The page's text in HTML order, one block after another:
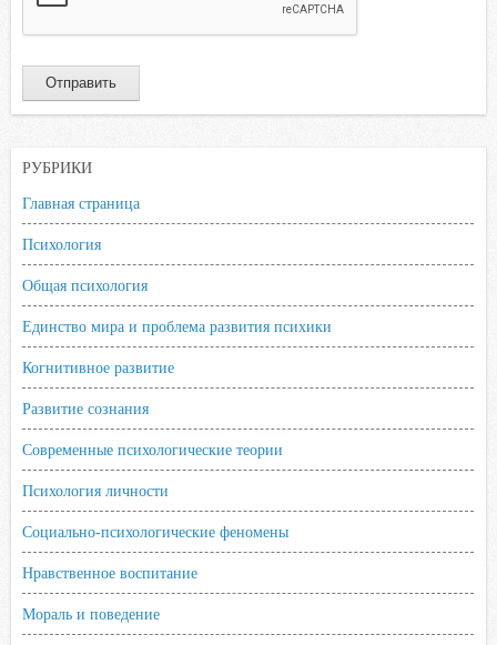
РУБРИКИ
Главная страница
Психология
Общая психология
Единство мира и проблема развития психики
Когнитивное развитие
Развитие сознания
Современные психологические теории
Психология личности
Социально-психологические феномены
Нравственное воспитание
Мораль и поведение